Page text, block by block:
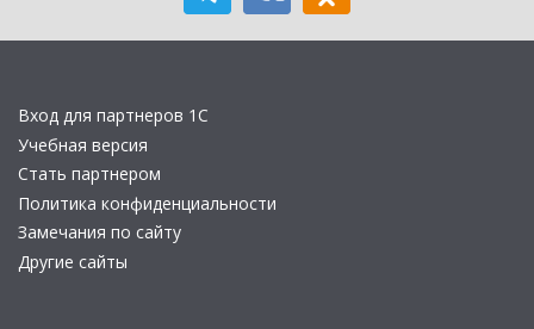
Вход для партнеров 1С
Учебная версия
Стать партнером
Политика конфиденциальности
Замечания по сайту
Другие сайты